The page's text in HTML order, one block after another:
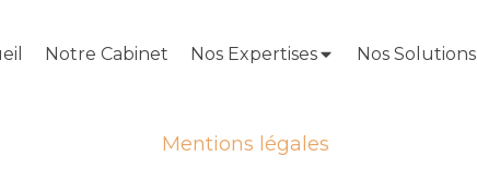
Notre Cabinet Nos Expertises Nos Solutions
Mentions légales